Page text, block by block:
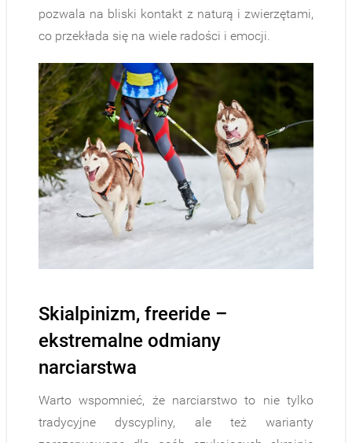
pozwala na bliski kontakt z naturą i zwierzętami,
co przekłada się na wiele radości i emocji.
Skialpinizm, freeride –
ekstremalne odmiany
narciarstwa
Warto wspomnieć, że narciarstwo to nie tylko
tradycyjne dyscypliny, ale też warianty